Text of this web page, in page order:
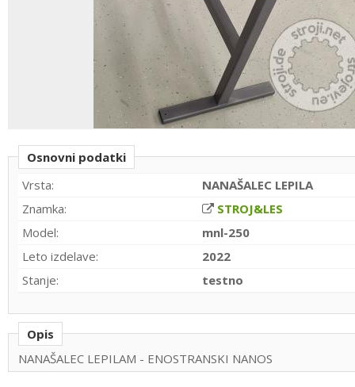
Osnovni podatki
Vrsta:
NANAŠALEC LEPILA
Znamka:
STROJ&LES
Model:
mnl-250
Leto izdelave:
2022
Stanje:
testno
Opis
NANAŠALEC LEPILAM - ENOSTRANSKI NANOS